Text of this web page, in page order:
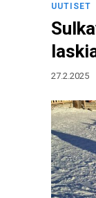
UUTISET
27.2.2025